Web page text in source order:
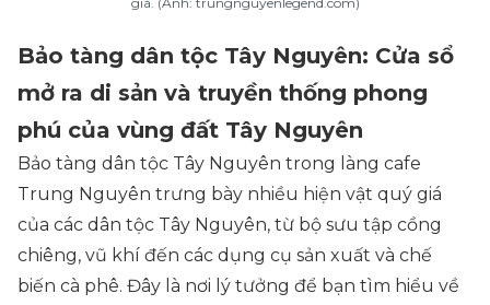
Bảo tàng dân tộc Tây Nguyên: Cửa sổ
mở ra di sản và truyền thống phong
phú của vùng đất Tây Nguyên
Bảo tàng dân tộc Tây Nguyên trong làng cafe
Trung Nguyên trưng bày nhiều hiện vật quý giá
của các dân tộc Tây Nguyên, từ bộ sưu tập cồng
chiêng, vũ khí đến các dụng cụ sản xuất và chế
biến cà phê. Đây là nơi lý tưởng để bạn tìm hiểu về